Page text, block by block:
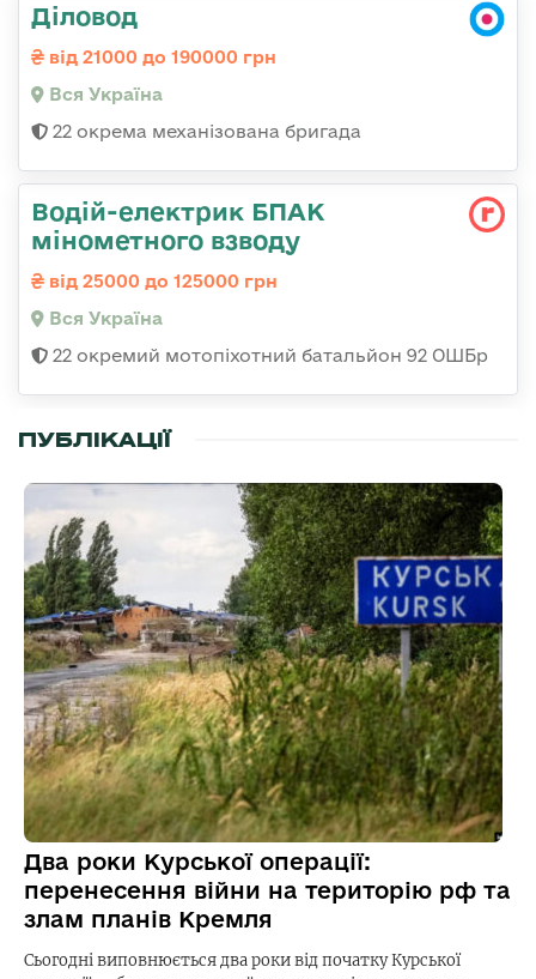
Діловод
від 21000 до 190000 грн
Вся Україна
22 окрема механізована бригада
Водій-електрик БПАК
мінометного взводу
від 25000 до 125000 грн
Вся Україна
22 окремий мотопіхотний батальйон 92 ОШБр
ПУБЛІКАЦІЇ
Два роки Курської операції:
перенесення війни на територію рф та
злам планів Кремля
Сьогодні виповнюється два роки від початку Курської